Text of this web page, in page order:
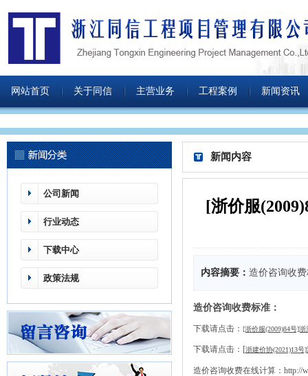
网站首页 关于同信 主营业务 工程案例 新闻资讯
公司新闻
行业动态
下载中心
政策法规
新闻内容
[浙价服
内容摘要： 造价咨询收
造价咨询收费标准：
下载请点击： [浙价服(2009)84号]
下载请点击：[浙建价协(2021)13号]
造价咨询收费在线计算： http://